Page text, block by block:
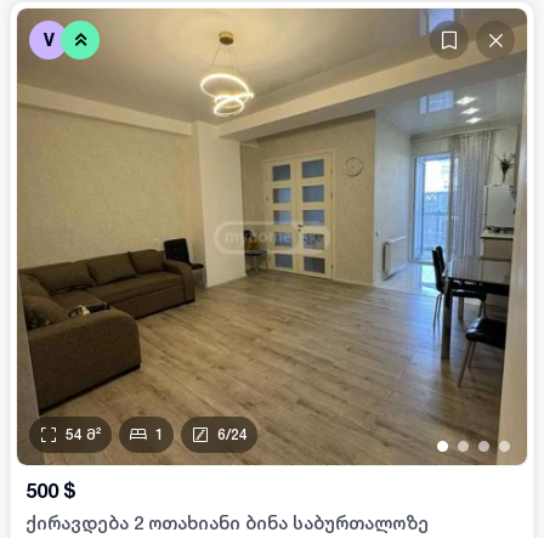
V
••••
54 მ² 1 6/24
500 $
ქირავდება 2 ოთახიანი ბინა საბურთალოზე